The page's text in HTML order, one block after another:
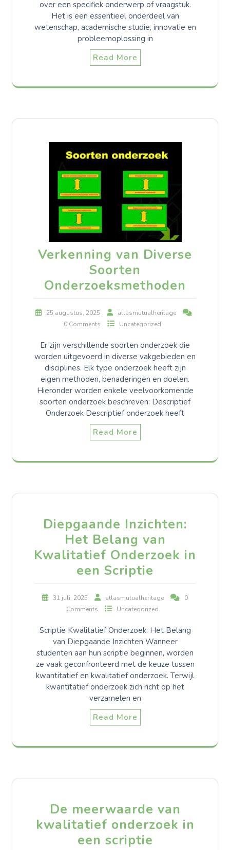
over een specifiek onderwerp of vraagstuk.
Het is een essentieel onderdeel van
wetenschap, academische studie, innovatie en
probleemoplossing in
Read More
Verkenning van Diverse
Soorten
Onderzoeksmethoden
25 augustus, 2025
atlasmutualheritage
0 Comments
Uncategorized
Er zijn verschillende soorten onderzoek die
worden uitgevoerd in diverse vakgebieden en
disciplines. Elk type onderzoek heeft zijn
eigen methoden, benaderingen en doelen.
Hieronder worden enkele veelvoorkomende
soorten onderzoek beschreven: Descriptief
Onderzoek Descriptief onderzoek heeft
Read More
Diepgaande Inzichten:
Het Belang van
Kwalitatief Onderzoek in
een Scriptie
31 juli, 2025 atlasmutualheritage
0
Comments
Uncategorized
Scriptie Kwalitatief Onderzoek: Het Belang
van Diepgaande Inzichten Wanneer
studenten aan hun scriptie beginnen, worden
ze vaak geconfronteerd met de keuze tussen
kwantitatief en kwalitatief onderzoek. Terwijl
kwantitatief onderzoek zich richt op het
verzamelen en
Read More
De meerwaarde van
kwalitatief onderzoek in
een scriptie